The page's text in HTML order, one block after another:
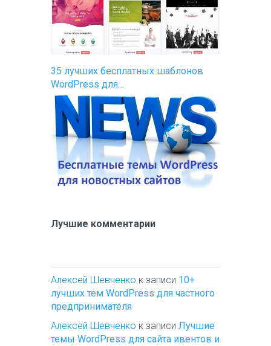
35 лучших бесплатных шаблонов
WordPress для…
Лучшие комментарии
Алексей Шевченко к записи 10+
лучших тем WordPress для частного
предпринимателя
Алексей Шевченко к записи Лучшие
темы WordPress для сайта ивентов и